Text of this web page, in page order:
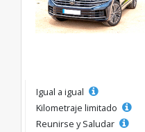
Igual a igual
Kilometraje limitado
Reunirse y Saludar